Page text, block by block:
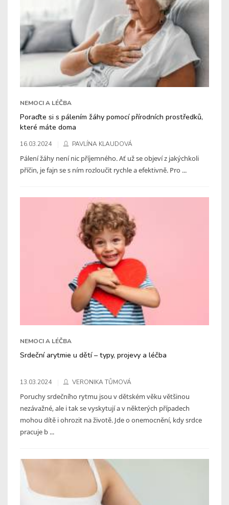
NEMOCI A LÉČBA
Poraďte si s pálením žáhy pomocí přírodních prostředků,
které máte doma
16.03.2024 PAVLÍNA KLAUDOVÁ
Pálení žáhy není nic příjemného. Ať už se objeví z jakýchkoli
příčin, je fajn se s ním rozloučit rychle a efektivně. Pro ...
NEMOCI A LÉČBA
Srdeční arytmie u dětí – typy, projevy a léčba
13.03.2024 VERONIKA TŮMOVÁ
Poruchy srdečního rytmu jsou v dětském věku většinou
nezávažné, ale i tak se vyskytují a v některých případech
mohou dítě i ohrozit na životě. Jde o onemocnění, kdy srdce
pracuje b ...